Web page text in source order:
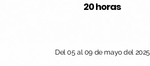
20 horas
Del 05 al 09 de mayo del 2025